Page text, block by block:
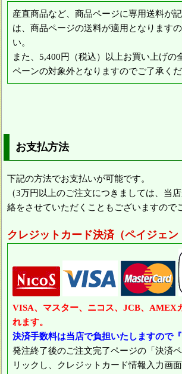
産直商品など、商品ページに専用送料が
は、商品ページの送料が適用となります
い。
また、5,400円（税込）以上お買い上げの
ペーンの対象外となりますのでご了承くだ
お支払方法
下記の方法でお支払いが可能です。
（3万円以上のご注文につきましては、当
絡をさせていただくこともございますので
クレジットカード決済（ペイジェン
VISA、マスター、ニコス、JCB、AMEX
れます。
決済手数料は当店で負担いたしますので『
発注終了後のご注文完了ページの「決済
リックし、クレジットカード情報入力画